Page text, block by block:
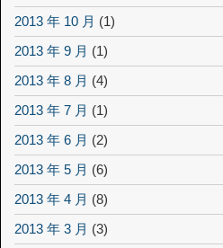
2013 年 10 月 (1)
2013 年 9 月 (1)
2013 年 8 月 (4)
2013 年 7 月 (1)
2013 年 6 月 (2)
2013 年 5 月 (6)
2013 年 4 月 (8)
2013 年 3 月 (3)